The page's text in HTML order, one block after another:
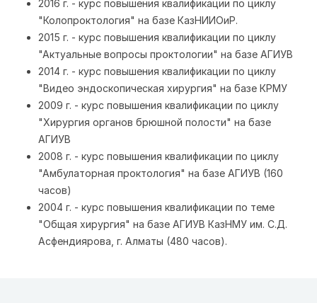
2016 г. - курс повышения квалификации по циклу
"Колопроктология" на базе КазНИИОиР.
2015 г. - курс повышения квалификации по циклу
"Актуальные вопросы проктологии" на базе АГИУВ
2014 г. - курс повышения квалификации по циклу
"Видео эндоскопическая хирургия" на базе КРМУ
2009 г. - курс повышения квалификации по циклу
"Хирургия органов брюшной полости" на базе
АГИУВ
2008 г. - курс повышения квалификации по циклу
"Амбулаторная проктология" на базе АГИУВ (160
часов)
2004 г. - курс повышения квалификации по теме
"Общая хирургия" на базе АГИУВ КазНМУ им. С.Д.
Асфендиярова, г. Алматы (480 часов).